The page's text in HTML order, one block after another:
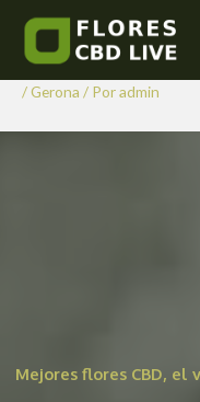
contenido
Comprar
Pau
/Gerona / Poradmin
Mejores flores CBD, el